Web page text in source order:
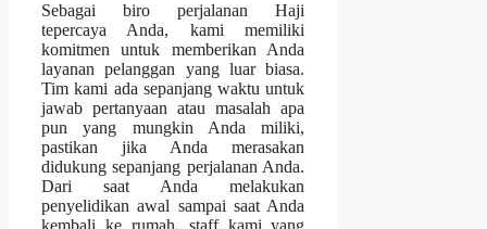
Sebagai biro perjalanan Haji
tepercaya Anda, kami memiliki
komitmen untuk memberikan Anda
layanan pelanggan yang luar biasa.
Tim kami ada sepanjang waktu untuk
jawab pertanyaan atau masalah apa
pun yang mungkin Anda miliki,
pastikan jika Anda merasakan
didukung sepanjang perjalanan Anda.
Dari saat Anda melakukan
penyelidikan awal sampai saat Anda